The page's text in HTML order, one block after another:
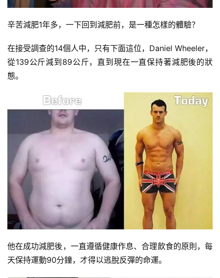
辛苦減肥1年多，一下回到減肥前，是一種怎樣的體驗？
在接受調查的14個人中，只有下面這位，Daniel Wheeler，
從139公斤減到89公斤，直到現在一直保持著減肥後的狀
態。
他在成功減肥後，一直遵循健康作息、合理飲食的原則，每
天保持運動90分鐘，才得以逃脫反彈的命運。